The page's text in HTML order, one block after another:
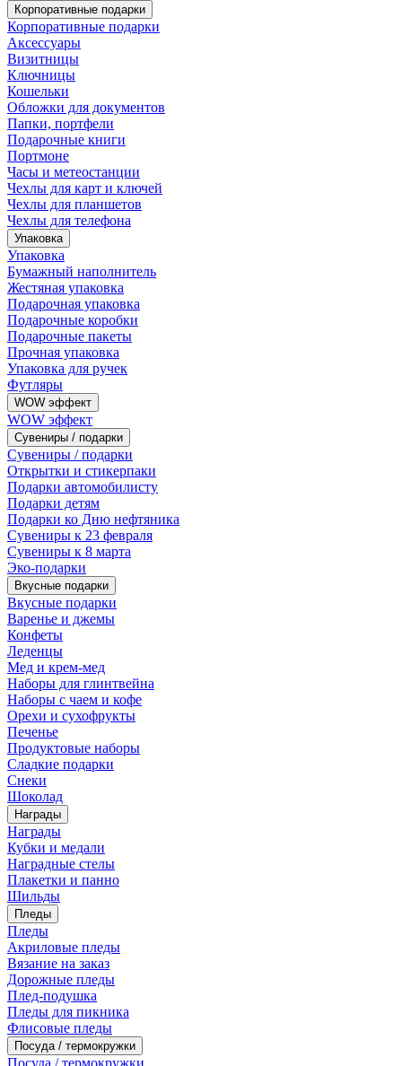
Корпоративные подарки
Корпоративные подарки
Аксессуары
Визитницы
Ключницы
Кошельки
Обложки для документов
Папки, портфели
Подарочные книги
Портмоне
Часы и метеостанции
Чехлы для карт и ключей
Чехлы для планшетов
Чехлы для телефона
Упаковка
Упаковка
Бумажный наполнитель
Жестяная упаковка
Подарочная упаковка
Подарочные коробки
Подарочные пакеты
Прочная упаковка
Упаковка для ручек
Футляры
WOW эффект
WOW эффект
Сувениры / подарки
Сувениры / подарки
Открытки и стикерпаки
Подарки автомобилисту
Подарки детям
Подарки ко Дню нефтяника
Сувениры к 23 февраля
Сувениры к 8 марта
Эко-подарки
Вкусные подарки
Вкусные подарки
Варенье и джемы
Конфеты
Леденцы
Мед и крем-мед
Наборы для глинтвейна
Наборы с чаем и кофе
Орехи и сухофрукты
Печенье
Продуктовые наборы
Сладкие подарки
Снеки
Шоколад
Награды
Награды
Кубки и медали
Наградные стелы
Плакетки и панно
Шильды
Пледы
Пледы
Акриловые пледы
Вязание на заказ
Дорожные пледы
Плед-подушка
Пледы для пикника
Флисовые пледы
Посуда / термокружки
Посуда / термокружки